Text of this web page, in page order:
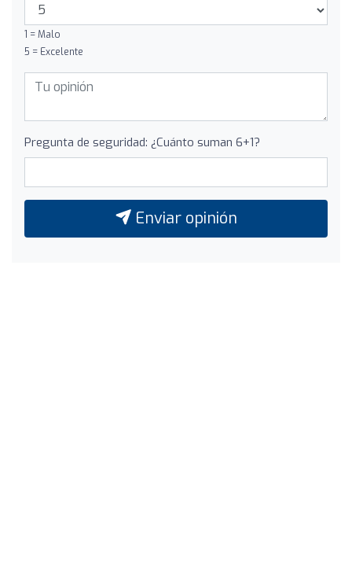
1 = Malo
5 = Excelente
Pregunta de seguridad: ¿Cuánto suman 6+1?
Enviar opinión